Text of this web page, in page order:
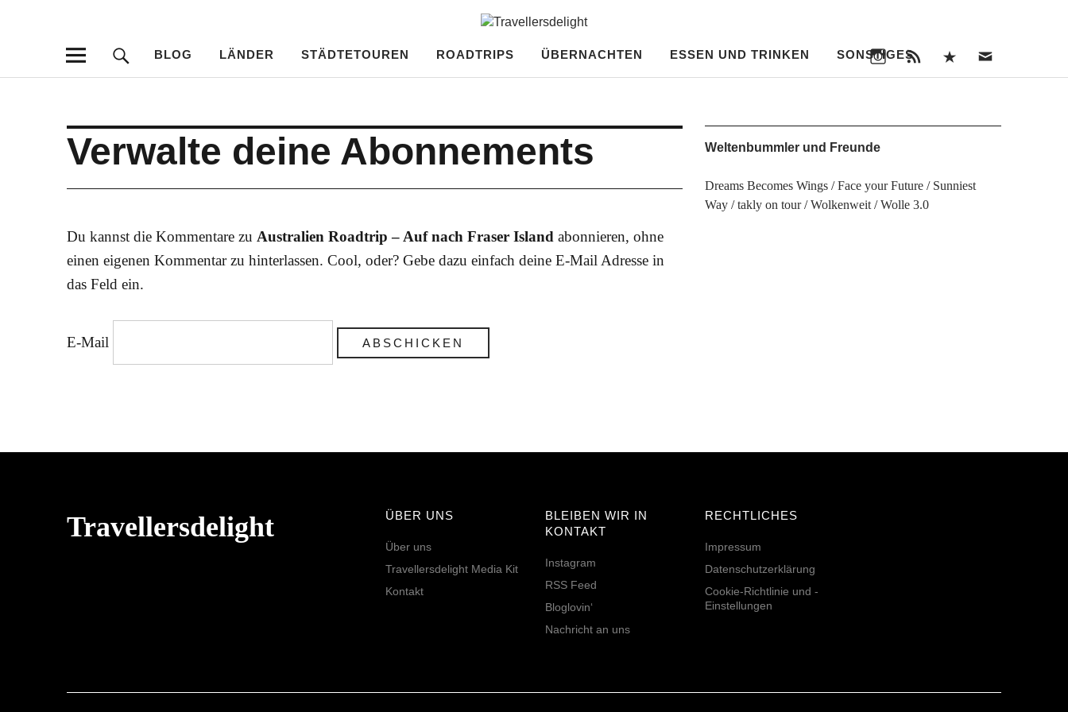
Travellersdelight
uns
BLOG LÄNDER STÄDTETOUREN ROADTRIPS ÜBERNACHTEN ESSEN UND TRINKEN SONSTIGES
Verwalte deine Abonnements
Du kannst die Kommentare zu Australien Roadtrip – Auf nach Fraser Island abonnieren, ohne
einen eigenen Kommentar zu hinterlassen. Cool, oder? Gebe dazu einfach deine E-Mail Adresse in
das Feld ein.
E-Mail
Weltenbummler und Freunde
Dreams Becomes Wings Face your Future
Sunniest
Way
takly on tour Wolkenweit Wolle 3.0
Travellersdelight ÜBER UNS
Über uns
Travellersdelight Media Kit
Kontakt
BLEIBEN WIR IN
KONTAKT
Instagram
RSS Feed
Bloglovin‘
Nachricht an uns
RECHTLICHES
Impressum
Datenschutzerklärung
Cookie-Richtlinie und -
Einstellungen